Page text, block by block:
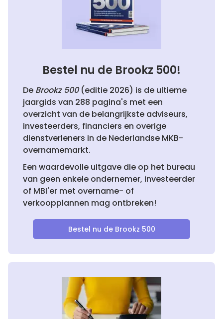
Bestel nu de Brookz 500!
De Brookz 500(editie 2026) is de ultieme
jaargids van 288 pagina's met een
overzicht van de belangrijkste adviseurs,
investeerders, financiers en overige
dienstverleners in de Nederlandse MKB-
overnamemarkt.
Een waardevolle uitgave die op het bureau
van geen enkele ondernemer, investeerder
of MBI'er met overname- of
verkoopplannen mag ontbreken!
Bestel nu de Brookz 500